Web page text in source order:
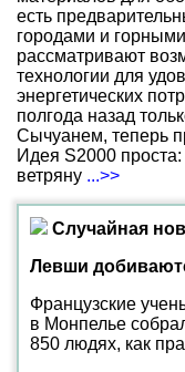
есть
городами и
рассматривают
технологии для
энергетических
полгода назад
Сычуанем, теперь
Идея S2000 проста:
ветряну ...>>
Случайная
Левши
Французские
в Монпелье
850 людях, как